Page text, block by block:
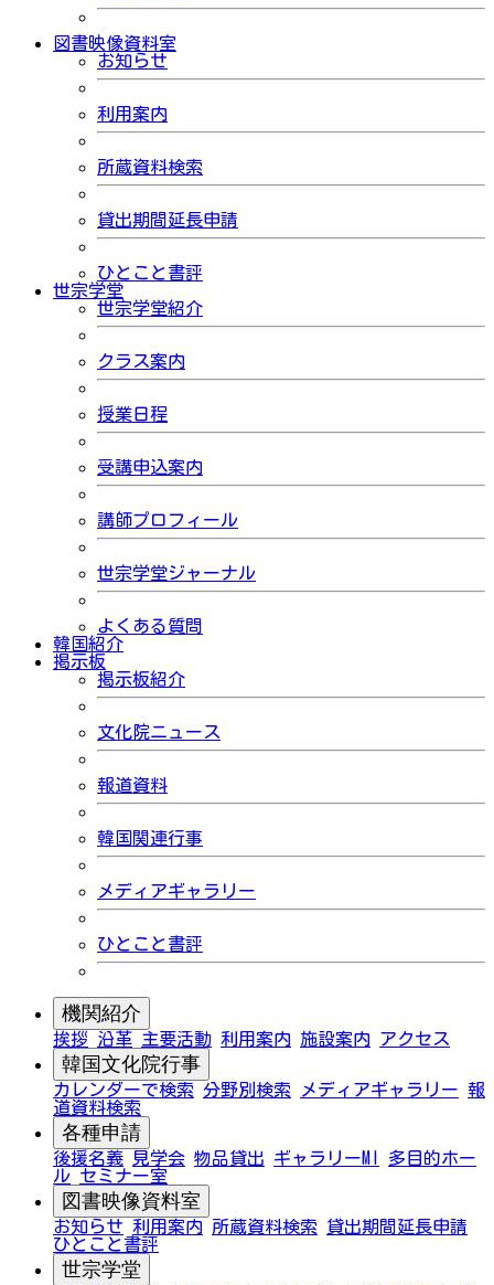
図書映像資料室
お知らせ
利用案内
所蔵資料検索
貸出期間延長申請
ひとこと書評
世宗学堂
世宗学堂紹介
クラス案内
授業日程
受講申込案内
講師プロフィール
世宗学堂ジャーナル
よくある質問
韓国紹介
掲示板
掲示板紹介
文化院ニュース
報道資料
韓国関連行事
メディアギャラリー
ひとこと書評
機関紹介
挨拶 沿革 主要活動 利用案内 施設案内 アクセス
韓国文化院行事
カレンダーで検索 分野別検索 メディアギャラリー 報
道資料検索
各種申請
後援名義 見学会 物品貸出 ギャラリーMI
多目的ホー
ル セミナー室
図書映像資料室
お知らせ 利用案内 所蔵資料検索
貸出期間延長申請
ひとこと書評
世宗学堂